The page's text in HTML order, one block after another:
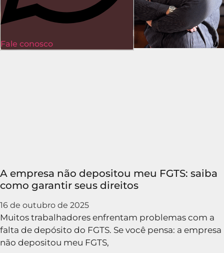
Fale conosco
A empresa não depositou meu FGTS: saiba
como garantir seus direitos
16 de outubro de 2025
Muitos trabalhadores enfrentam problemas com a
falta de depósito do FGTS. Se você pensa: a empresa
não depositou meu FGTS,